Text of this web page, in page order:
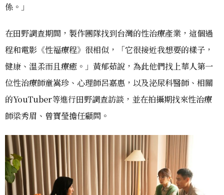
係。」
在田野調查期間，製作團隊找到台灣的性治療產業，這個過
程和電影《性福療程》很相似，「它很接近我想要的樣子，
健康、溫柔而且療癒。」黃郁茹說，為此他們找上華人第一
位性治療師童嵩珍、心理師呂嘉惠，以及泌尿科醫師、相關
的YouTuber等進行田野調查訪談，並在拍攝期找來性治療
師梁秀眉、曾寶瑩擔任顧問。